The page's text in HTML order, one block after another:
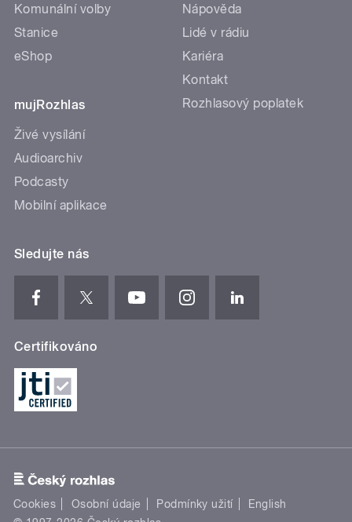
Komunální volby
Stanice
eShop
mujRozhlas
Živé vysílání
Audioarchiv
Podcasty
Mobilní aplikace
Nápověda
Lidé v rádiu
Kariéra
Kontakt
Rozhlasový poplatek
Sledujte nás
Certifikováno
Cookies Osobní údaje Podmínky užití
English